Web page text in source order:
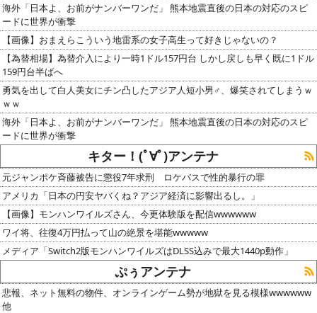
海外「日本よ、お前がナンバーワンだ」 熊本地震直後の日本の対応のスピ
ードに世界が衝撃
【画像】おまえらこういう地雷系の女子高生って好きじゃないの？
【為替相場】為替介入により一時1ドル157円台 しかし戻しも早く既に1ドル
159円台半ばへ
勇気を出して白人美女にチン凸したアジア人短小男♂、爆笑されてしまうｗ
ｗｗ
海外「日本よ、お前がナンバーワンだ」 熊本地震直後の日本の対応のスピ
ードに世界が衝撃
キター！(ﾟ∀ﾟ)アンテナ
元ジャンポケ斉藤被告に懲役7年求刑 ロケバスで性的暴行の罪
アメリカ「日本の円安ヤバくね？アジア経済に影響出るし。」
【画像】モンハンワイルズさん、今更体験版を配信wwwwww
ワイ将、往復4万円払って山の絶景を堪能wwwww
メディア「Switch2版モンハンワイルズはDLSS込みで最大1440p動作」
ぷぅアンテナ
悲報、ネット無料の物件、オンラインゲーム勢が地獄を見る模様wwwwww
他